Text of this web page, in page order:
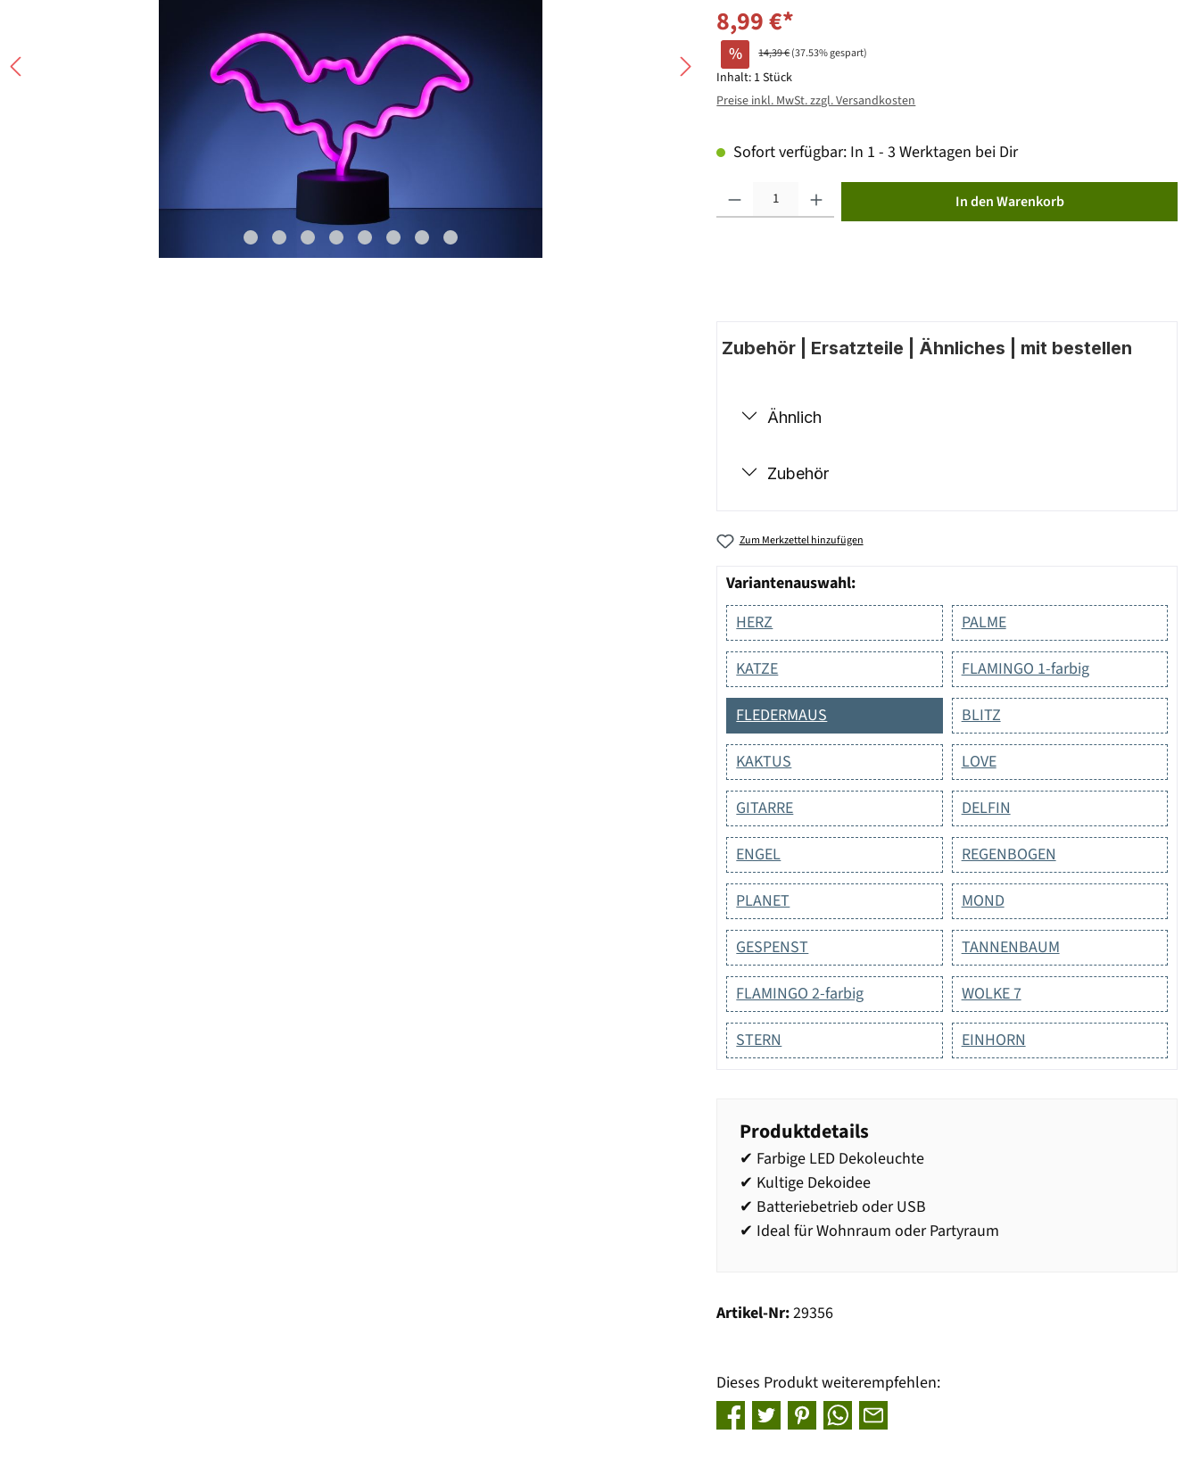
8,99 €*
% 14,39 €(37.53% gespart)
Inhalt: 1 Stück
Preise inkl. MwSt. zzgl. Versandkosten
Sofort verfügbar: In 1 - 3 Werktagen bei Dir
In den Warenkorb
Zubehör | Ersatzteile | Ähnliches | mit bestellen
Ähnlich
Zubehör
Zum Merkzettel hinzufügen
Variantenauswahl:
HERZ
PALME
KATZE FLAMINGO 1-farbig
FLEDERMAUS BLITZ
KAKTUS LOVE
GITARRE DELFIN
ENGEL REGENBOGEN
PLANET MOND
GESPENST TANNENBAUM
FLAMINGO 2-farbig WOLKE 7
STERN EINHORN
Produktdetails
✔ Farbige LED Dekoleuchte
✔ Kultige Dekoidee
✔ Batteriebetrieb oder USB
✔ Ideal für Wohnraum oder Partyraum
Artikel-Nr:29356
Dieses Produkt weiterempfehlen: